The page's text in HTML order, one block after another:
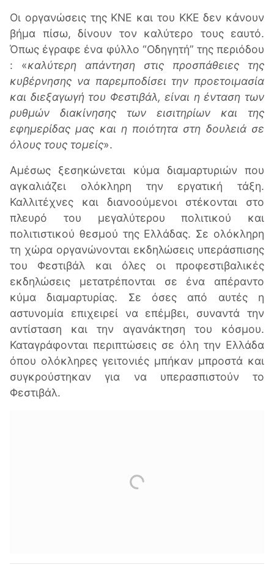
Οι οργανώσεις της ΚΝΕ και του ΚΚΕ δεν κάνουν
βήμα πίσω, δίνουν τον καλύτερο τους εαυτό.
Όπως έγραφε ένα φύλλο “Οδηγητή” της περιόδου
: «καλύτερη απάντηση στις προσπάθειες της
κυβέρνησης να παρεμποδίσει την προετοιμασία
και διεξαγωγή του Φεστιβάλ, είναι η ένταση των
ρυθμών διακίνησης των εισιτηρίων και της
εφημερίδας μας και η ποιότητα στη δουλειά σε
όλους τους τομείς».
Αμέσως ξεσηκώνεται κύμα διαμαρτυριών που
αγκαλιάζει ολόκληρη την εργατική τάξη.
Καλλιτέχνες και διανοούμενοι στέκονται στο
πλευρό του μεγαλύτερου πολιτικού και
πολιτιστικού θεσμού της Ελλάδας. Σε ολόκληρη
τη χώρα οργανώνονται εκδηλώσεις υπεράσπισης
του Φεστιβάλ και όλες οι προφεστιβαλικές
εκδηλώσεις μετατρέπονται σε ένα απέραντο
κύμα διαμαρτυρίας. Σε όσες από αυτές η
αστυνομία επιχειρεί να επέμβει, συναντά την
αντίσταση και την αγανάκτηση του κόσμου.
Καταγράφονται περιπτώσεις σε όλη την Ελλάδα
όπου ολόκληρες γειτονιές μπήκαν μπροστά και
συγκρούστηκαν για να υπερασπιστούν το
Φεστιβάλ.